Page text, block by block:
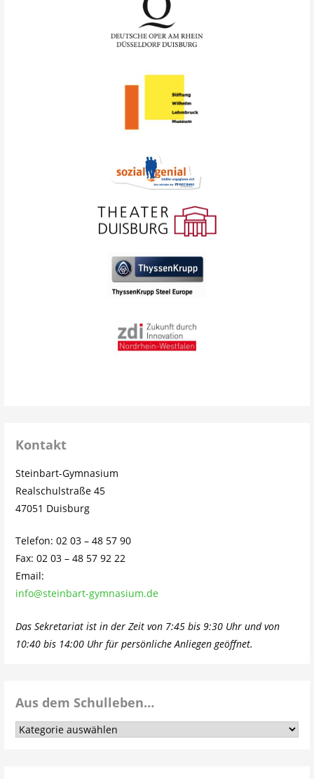
Kontakt
Steinbart-Gymnasium
Realschulstraße 45
47051 Duisburg
Telefon: 02 03 – 48 57 90
Fax: 02 03 – 48 57 92 22
Email:
info@steinbart-gymnasium.de
Das Sekretariat ist in der Zeit von 7:45 bis 9:30 Uhr und von
10:40 bis 14:00 Uhr für persönliche Anliegen geöffnet.
Aus dem Schulleben…
Aus